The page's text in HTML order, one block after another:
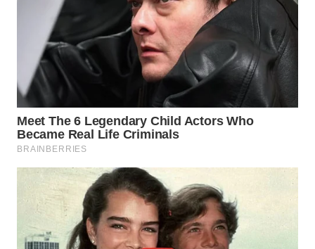
SUMEDANG
WN
CIANJUR
KEPULAUAN
SERIBU
WN
TANGERANG
BINJAI